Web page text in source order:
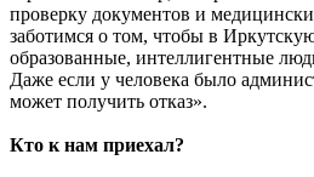
проверку документов и
заботимся о том, чтобы в
образованные, интеллигентные
Даже если у человека было
может получить отказ».
Кто к нам приехал?